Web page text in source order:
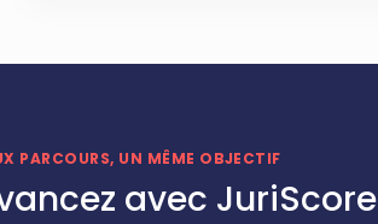
PARCOURS, UN MÊME OBJECTIF
avec JuriScore